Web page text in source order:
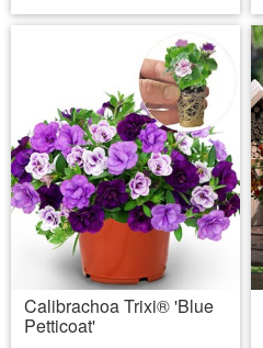
Calibrachoa Trixi® 'Blue
Petticoat'